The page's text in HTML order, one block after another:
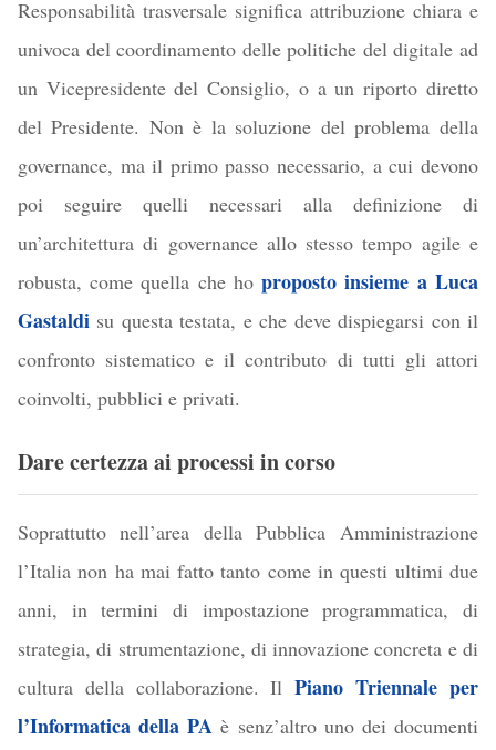
Responsabilità trasversale significa attribuzione chiara e
univoca del coordinamento delle politiche del digitale ad
un Vicepresidente del Consiglio, o a un riporto diretto
del Presidente. Non è la soluzione del problema della
governance, ma il primo passo necessario, a cui devono
poi seguire quelli necessari alla definizione di
un’architettura di governance allo stesso tempo agile e
robusta, come quella che hoproposto insieme a Luca
Gastaldi su questa testata, e che deve dispiegarsi con il
confronto sistematico e il contributo di tutti gli attori
coinvolti, pubblici e privati.
Dare certezza ai processi in corso
Soprattutto nell’area della Pubblica Amministrazione
l’Italia non ha mai fatto tanto come in questi ultimi due
anni, in termini di impostazione programmatica, di
strategia, di strumentazione, di innovazione concreta e di
cultura della collaborazione. IlPiano Triennale per
l’Informatica della PA è senz’altro uno dei documenti